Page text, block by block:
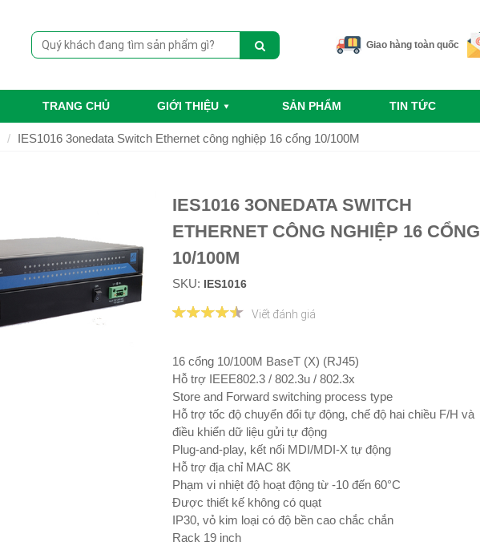
Giao hàng toàn quốc
TRANG CHỦ GIỚI THIỆU SẢN PHẨM TIN TỨC
IES1016 3onedata Switch Ethernet công nghiệp 16 cổng 10/100M
IES1016 3ONEDATA SWITCH
ETHERNET CÔNG NGHIỆP 16 CỔNG
10/100M
SKU: IES1016
Viết đánh giá
16 cổng 10/100M BaseT (X) (RJ45)
Hỗ trợ IEEE802.3 / 802.3u / 802.3x
Store and Forward switching process type
Hỗ trợ tốc độ chuyển đổi tự động, chế độ hai chiều F/H và
điều khiển dữ liệu gửi tự động
Plug-and-play, kết nối MDI/MDI-X tự động
Hỗ trợ địa chỉ MAC 8K
Phạm vi nhiệt độ hoạt động từ -10 đến 60°C
Được thiết kế không có quạt
IP30, vỏ kim loại có độ bền cao chắc chắn
Rack 19 inch